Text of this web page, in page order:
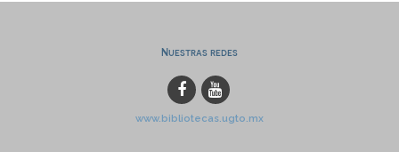
Nuestras redes
www.bibliotecas.ugto.mx